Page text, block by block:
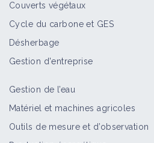
Couverts végétaux
Cycle du carbone et GES
Désherbage
Gestion d'entreprise
Gestion de l’eau
Matériel et machines agricoles
Outils de mesure et d’observation